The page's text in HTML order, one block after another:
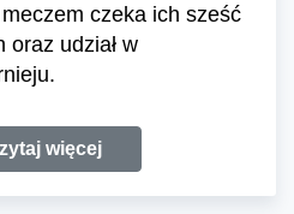
czeka ich sześć
oraz udział w
więcej